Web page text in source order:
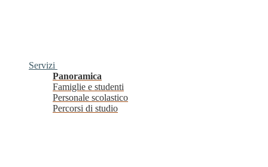
Servizi
Panoramica
Famiglie e studenti
Personale scolastico
Percorsi di studio